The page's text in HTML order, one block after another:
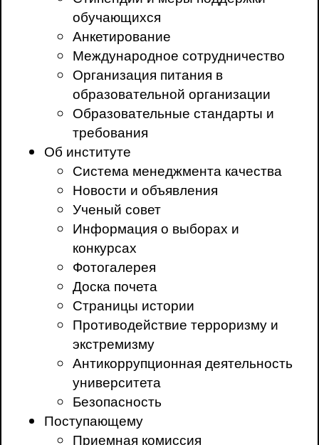
обучающихся
Анкетирование
Международное сотрудничество
Организация питания в
образовательной организации
Образовательные стандарты и
требования
Об институте
Система менеджмента качества
Новости и объявления
Ученый совет
Информация о выборах и
конкурсах
Фотогалерея
Доска почета
Страницы истории
Противодействие терроризму и
экстремизму
Антикоррупционная деятельность
университета
Безопасность
Поступающему
Приемная комиссия